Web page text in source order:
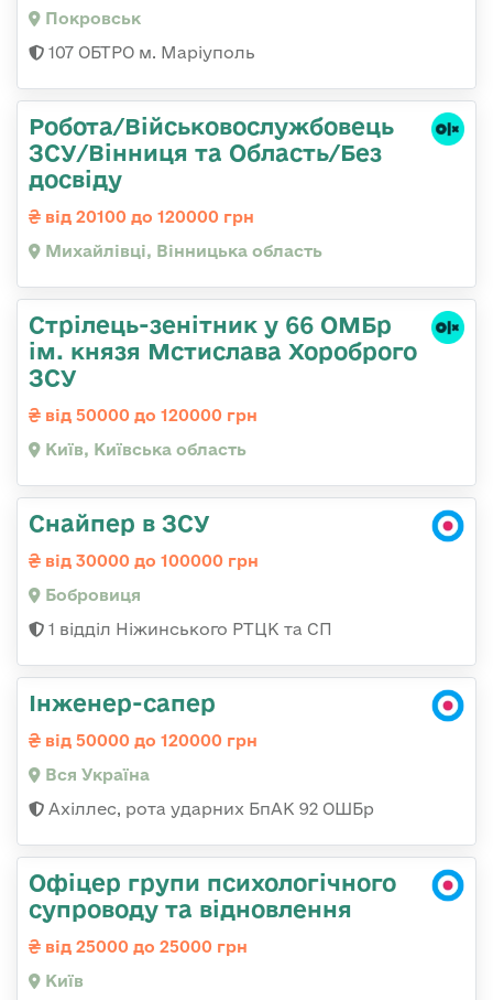
Покровськ
107 ОБТРО м. Маріуполь
Робота/Військовослужбовець
ЗСУ/Вінниця та Область/Без
досвіду
від 20100 до 120000 грн
Михайлівці, Вінницька область
Стрілець-зенітник у 66 ОМБр
ім. князя Мстислава Хороброго
ЗСУ
від 50000 до 120000 грн
Київ, Київська область
Снайпер в ЗСУ
від 30000 до 100000 грн
Бобровиця
1 відділ Ніжинського РТЦК та СП
Інженер-сапер
від 50000 до 120000 грн
Вся Україна
Ахіллес, рота ударних БпАК 92 ОШБр
Офіцер групи психологічного
супроводу та відновлення
від 25000 до 25000 грн
Київ